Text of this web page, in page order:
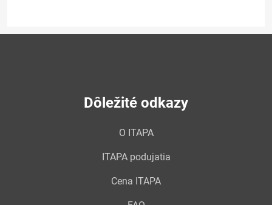
Dôležité odkazy
O ITAPA
ITAPA podujatia
Cena ITAPA